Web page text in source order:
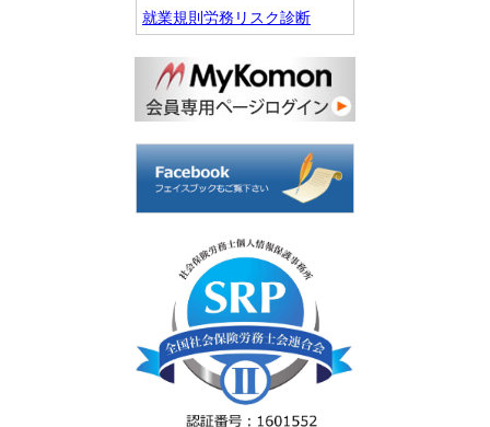
就業規則労務リスク診断